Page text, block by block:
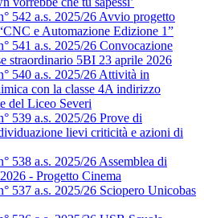
542 a.s. 2025/26 Avvio progetto
e Automazione Edizione 1”
541 a.s. 2025/26 Convocazione
straordinario 5BI 23 aprile 2026
540 a.s. 2025/26 Attività in
con la classe 4A indirizzo
del Liceo Severi
539 a.s. 2025/26 Prove di
lievi criticità e azioni di
538 a.s. 2025/26 Assemblea di
- Progetto Cinema
537 a.s. 2025/26 Sciopero Unicobas